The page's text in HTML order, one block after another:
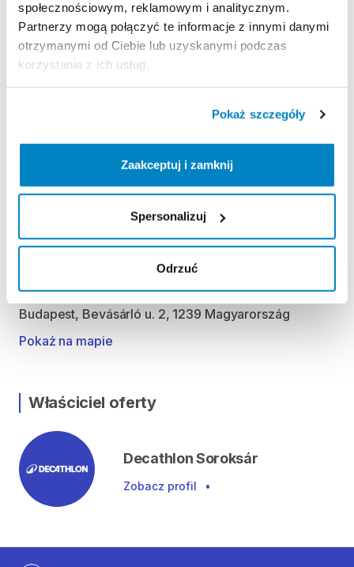
społecznościowym, reklamowym i analitycznym.
Partnerzy mogą połączyć te informacje z innymi danymi
otrzymanymi od Ciebie lub uzyskanymi podczas
korzystania z ich usług.
Pokaż szczegóły
Zaakceptuj i zamknij
Spersonalizuj
Odrzuć
Regulamin wypożyczalni
Csütörtök 09:00 - 19:00
Péntek 09:00 - 19:00
Szombat 09:00 - 19:00
Budapest, Bevásárló u. 2, 1239 Magyarország
Pokaż na mapie
Właściciel oferty
Decathlon Soroksár
Zobacz profil •